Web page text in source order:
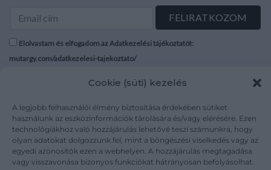
Cookie (süti) kezelés
A legjobb felhasználói élmény biztosítása érdekében sütiket
használunk az eszközinformációk tárolására és/vagy elérésére. Ezen
technológiákhoz való hozzájárulás lehetővé teszi számunkra, hogy
olyan adatokat dolgozzunk fel, mint a böngészési viselkedés vagy az
egyedi azonosítók ezen a webhelyen. A hozzájárulás megtagadása
vagy visszavonása bizonyos funkciókat hátrányosan befolyásolhat.
Elolvastam és elfogadom az Adatkezelési tájékoztatót:
mutargy.com/adatkezelesi-tajekoztato/
Médiaajánlat
Karrier
Kapcsolat
Áraink
ÁSZF
Adatvédelem
Impresszum